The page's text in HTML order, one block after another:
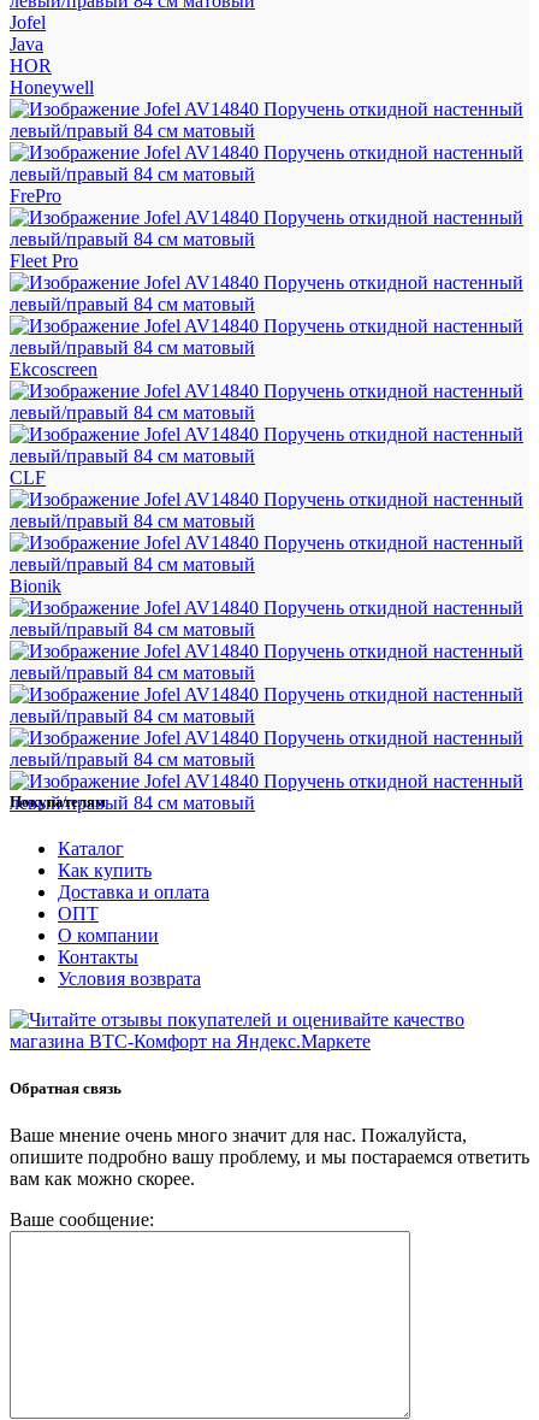
Jofel
Java
HOR
Honeywell
FrePro
Fleet Pro
Ekcoscreen
CLF
Bionik
Покупателям
Каталог
Как купить
Доставка и оплата
ОПТ
О компании
Контакты
Условия возврата
Обратная связь
Ваше мнение очень много значит для нас. Пожалуйста,
опишите подробно вашу проблему, и мы постараемся ответить
вам как можно скорее.
Ваше сообщение: